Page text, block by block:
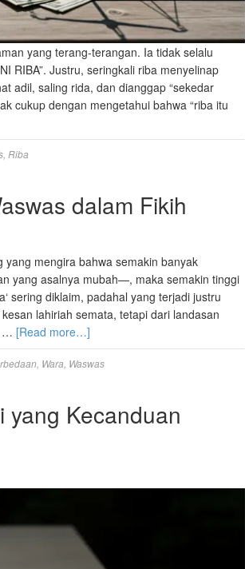
yang terang-terangan. Ia tidak selalu
RIBA”. Justru, seringkali riba menyelinap
adil, saling rida, dan dianggap “sekedar
cukup dengan mengetahui bahwa “riba itu
Riba
dalam Fikih
mengira bahwa semakin banyak
yang asalnya mubah—, maka semakin tinggi
sering diklaim, padahal yang terjadi justru
lahiriah semata, tetapi dari landasan
… [Read more…]
Wara Waswas
yang Kecanduan